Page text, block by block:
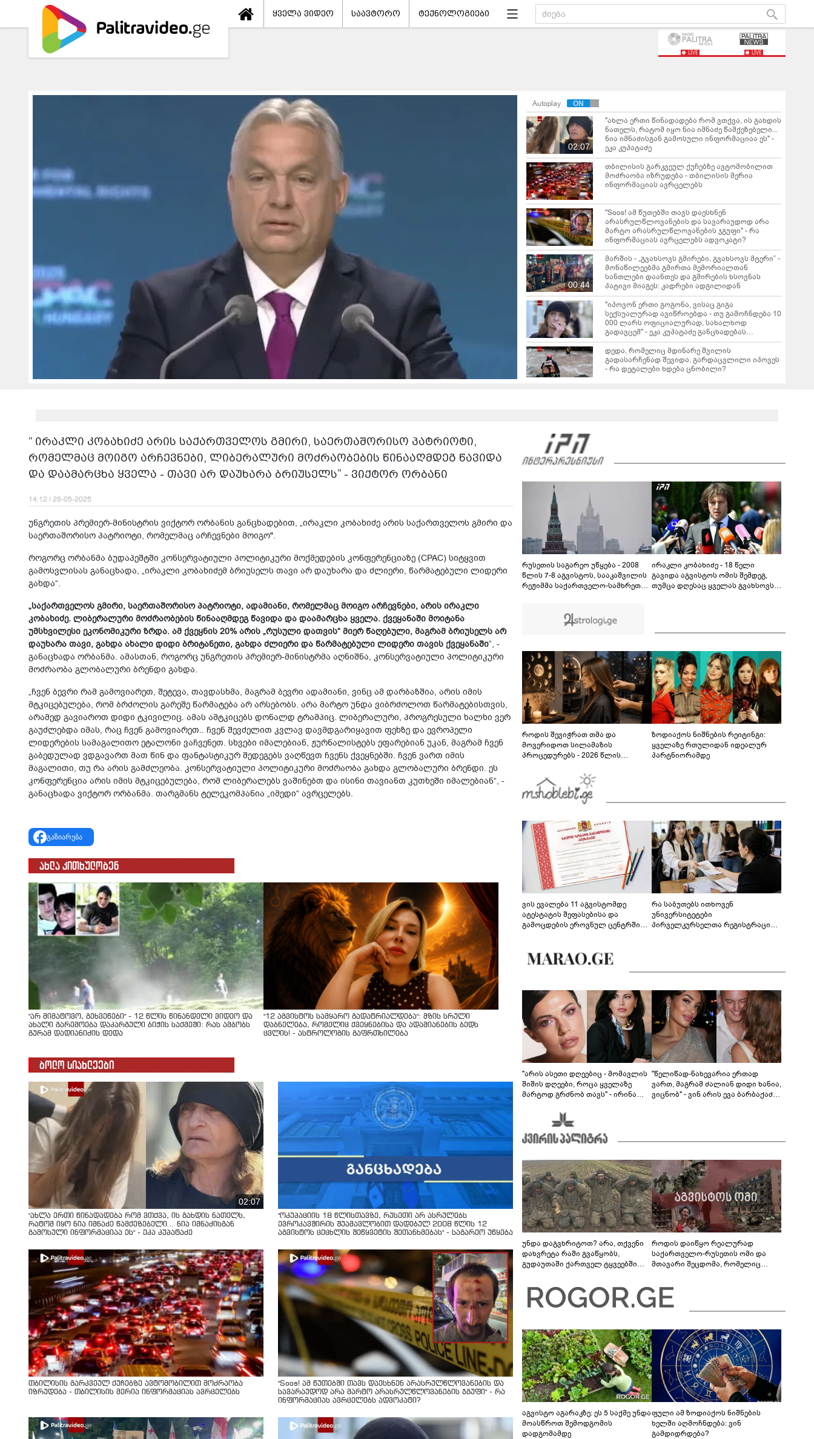
ყველა ვიდეო საავტორო ტექნოლოგიები
LIVE LIVE
Autoplay
02:07
"ახლა ერთი წინადადება რომ ვთქვა, ის გახდის
ნათელს, რატომ იყო ნია იმნაძე წამქეზებელი...
ნია იმნაძისგან გამოსული ინფორმაციაა ეს" -
ეკა კუპატაძე
თბილისის გარკვეულ ქუჩებზე ავტომობილით
მოძრაობა იზრუდება - თბილისის მერია
ინფორმაციას ავრცელებს
"Soos! ამ წუთებში თავს დაესხნენ
არასრულწლოვანების და სავარაუდოდ არა
მარტო არასრულწლოვანების ჯგუფი" - რა
ინფორმაციას ავრცელებს ადვოკატი?
00:44
მარშის - „გვახსოვს გმირები, გვახსოვს მტერი” -
მონაწილეებმა გმირთა მემორიალთან
სანთლები დაანთეს და გმირების ხსოვნას
პატივი მიაგეს: კადრები ადგილიდან
"იპოვონ ერთი გოგონა, ვისაც გიგა
სექსუალურად ავიწროებდა - თუ გამოჩნდება 10
000 ლარს ოფიციალურად, სახალხოდ
გადავცემ" - ეკა კუპატაძე განცხადებას
ავრცელებს
დედა, რომელიც მდინარე შვილის
გადასარჩენად შევიდა, გარდაცვლილი იპოვეს
- რა დეტალები ხდება ცნობილი?
00:20
ვრცელდება ავარიის მომენტში გადაღებული
კადრები ბათუმიდან - "ვაიმე, ეს რა იყო, ყოჩაღ
"მარშრუტკის" მძღოლს"
03:57
"ამ ვიდეოს ნახვის შემდეგ, როდესაც დავურეკე
გურამის დედას ცალსახად განაცხადა..." - რას
ამბობს ადვოკატი ტარიელ კაკაბაძე?
“ ირაკლი კობახიძე არის საქართველოს გმირი, საერთაშორისო პატრიოტი,
რომელმაც მოიგო არჩევნები, ლიბერალური მოძრაობების წინააღმდეგ წავიდა
და დაამარცხა ყველა - თავი არ დაუხარა ბრიუსელს” - ვიქტორ ორბანი
14:12 / 29-05-2025
უნგრეთის პრემიერ-მინისტრის ვიქტორ ორბანის განცხადებით, „ირაკლი კობახიძე არის საქართველოს გმირი და
საერთაშორისო პატრიოტი, რომელმაც არჩევნები მოიგო".
როგორც ორბანმა ბუდაპეშტში კონსერვატიული პოლიტიკური მოქმედების კონფერენციაზე (CPAC) სიტყვით
გამოსვლისას განაცხადა, „ირაკლი კობახიძემ ბრიუსელს თავი არ დაუხარა და ძლიერი, წარმატებული ლიდერი
გახდა“.
„საქართველოს გმირი, საერთაშორისო პატრიოტი, ადამიანი, რომელმაც მოიგო არჩევნები, არის ირაკლი
კობახიძე. ლიბერალური მოძრაობების წინააღმდეგ წავიდა და დაამარცხა ყველა. ქვეყანაში მოიტანა
უმსხვილესი ეკონომიკური ზრდა. ამ ქვეყნის 20% არის „რუსული დათვის“ მიერ წაღებული, მაგრამ ბრიუსელს არ
დაუხარა თავი, გახდა ახალი დიდი ბრიტანეთი, გახდა ძლიერი და წარმატებული ლიდერი თავის ქვეყანაში”, -
განაცხადა ორბანმა. ამასთან, როგორც უნგრეთის პრემიერ-მინისტრმა აღნიშნა, კონსერვატიული პოლიტიკური
მოძრაობა გლობალური ბრენდი გახდა.
„ჩვენ ბევრი რამ გამოვიარეთ, შეტევა, თავდასხმა, მაგრამ ბევრი ადამიანი, ვინც ამ დარბაზშია, არის იმის
მტკიცებულება, რომ ბრძოლის გარეშე წარმატება არ არსებობს. არა მარტო უნდა ვიბრძოლოთ წარმატებისთვის,
არამედ გავიაროთ დიდი ტკივილიც. ამას ამტკიცებს დონალდ ტრამპიც. ლიბერალური, პროგრესული ხალხი ვერ
გაუძლებდა იმას, რაც ჩვენ გამოვიარეთ.. ჩვენ შევძელით კვლავ დავმდგარიყავით ფეხზე და ევროპელი
ლიდერების სამაგალითო ეტალონი ვაჩვენეთ. სხვები იმალებიან, ჟურნალისტებს ეფარებიან უკან, მაგრამ ჩვენ
გაბედულად ვდგავართ მათ წინ და ფანტასტიკურ შედეგებს ვაღწევთ ჩვენს ქვეყნებში. ჩვენ ვართ იმის
მაგალითი, თუ რა არის გამძლეობა. კონსერვატიული პოლიტიკური მოძრაობა გახდა გლობალური ბრენდი. ეს
კონფერენცია არის იმის მტკიცებულება, რომ ლიბერალებს ვაშინებთ და ისინი თავიანთ კუთხეში იმალებიან“, -
განაცხადა ვიქტორ ორბანმა. თარგმანს ტელეკომპანია „იმედი“ ავრცელებს.
გაზიარება
ახლა კითხულობენ
"არ მიმატოვო, გეხვეწები" - 12 წლის წინანდელი ვიდეო და
ახალი გარემოება დაკარგული ბიჭის საქმეში: რას ამბობს
გურამ დადიანიძის დედა
"12 აგვისტოს სამყარო გადატრიალდება": მზის სრული
დაბნელება, რომელიც ქვეყნებისა და ადამიანების ბედს
ცვლის! - ასტროლოგის გაფრთხილება
ბოლო სიახლეები
02:07
"ახლა ერთი წინადადება რომ ვთქვა, ის გახდის ნათელს,
რატომ იყო ნია იმნაძე წამქეზებელი... ნია იმნაძისგან
გამოსული ინფორმაციაა ეს" - ეკა კუპატაძე
"ოკუპაციის 18 წლისთავზე, რუსეთი არ ასრულებს
ევროკავშირის შუამავლობით დადებულ 2008 წლის 12
აგვისტოს ცეცხლის შეწყვეტის შეთანხმებას" - საგარეო უწყება
თბილისის გარკვეულ ქუჩებზე ავტომობილით მოძრაობა
იზრუდება - თბილისის მერია ინფორმაციას ავრცელებს
"Soos! ამ წუთებში თავს დაესხნენ არასრულწლოვანების და
სავარაუდოდ არა მარტო არასრულწლოვანების ჯგუფი" - რა
ინფორმაციას ავრცელებს ადვოკატი?
რუსეთის საგარეო უწყება - 2008
წლის 7-8 აგვისტოს, სააკაშვილის
რეჟიმმა საქართველო-სამხრეთ
ყველა შეთანხმების დარღვევით,
სამხრეთ ოსეთის წინააღმდეგ
ირაკლი კობახიძე - 18 წელი
გავიდა აგვისტოს ომის შემდეგ,
თუმცა დღესაც ყველას გვახსოვს,
როდის შევიჭრათ თმა და
მოვერიდოთ სილამაზის
პროცედურებს - 2026 წლის
გზამკვლევი
ზოდიაქოს ნიშნების რეიტინგი:
ყველაზე რთულიდან იდეალურ
პარტნიორამდე
ვის ევალება 11 აგვისტომდე
ატესტატის შეფასებისა და
გამოცდების ეროვნულ ცენტრში
რა საბუთებს ითხოვენ
უნივერსიტეტები
პირველკურსელთა რეგისტრაციის
"არის ასეთი დღეებიც - მომავლის
შიშის დღეები, როცა ყველაზე
მარტოდ გრძნობ თავს" - ირინა
"წელიწად-ნახევარია ერთად
ვართ, მაგრამ ძალიან დიდი ხანია,
ვიცნობ" - ვინ არის ევა ბარბაქაძის
უნდა დაგვხრიტოთ? არა, თქვენი
დახვრეტა რაში გვაწყობს,
გუდაუთაში ქართველ ტყვეებში
როდის დაიწყო რეალურად
საქართველო-რუსეთის ომი და
მთავარი შეცდომა, რომელიც
აგვისტო აგარაკზე: ეს 5 საქმე უნდა
მოასწროთ შემოდგომის
დადგომამდე
ფული ამ ზოდიაქოს ნიშნების
ხელში აღმოჩნდება: ვინ
გამდიდრდება?